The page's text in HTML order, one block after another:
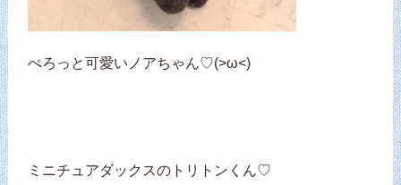
ぺろっと可愛いノアちゃん♡(>ω<)
ミニチュアダックスのトリトンくん♡